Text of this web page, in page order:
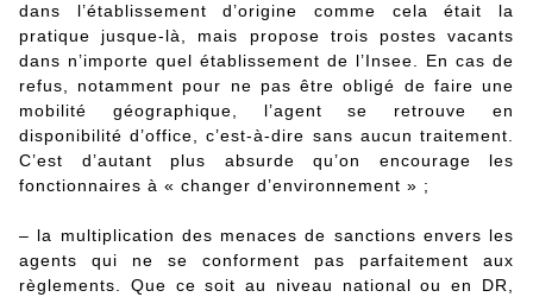
dans l’établissement d’origine comme cela était la
pratique jusque-là, mais propose trois postes vacants
dans n’importe quel établissement de l’Insee. En cas de
refus, notamment pour ne pas être obligé de faire une
mobilité géographique, l’agent se retrouve en
disponibilité d’office, c’est-à-dire sans aucun traitement.
C’est d’autant plus absurde qu’on encourage les
fonctionnaires à « changer d’environnement » ;
– la multiplication des menaces de sanctions envers les
agents qui ne se conforment pas parfaitement aux
règlements. Que ce soit au niveau national ou en DR,